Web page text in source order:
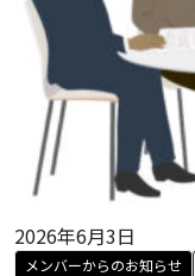
2026年6月3日
メンバーからのお知らせ